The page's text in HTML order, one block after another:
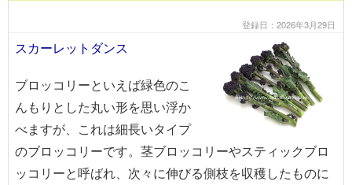
登録日：2026年3月29日
スカーレットダンス
ブロッコリーといえば緑色のこ
んもりとした丸い形を思い浮か
べますが、これは細長いタイプ
のブロッコリーです。茎ブロッコリーやスティックブロ
ッコリーと呼ばれ、次々に伸びる側枝を収穫したものに